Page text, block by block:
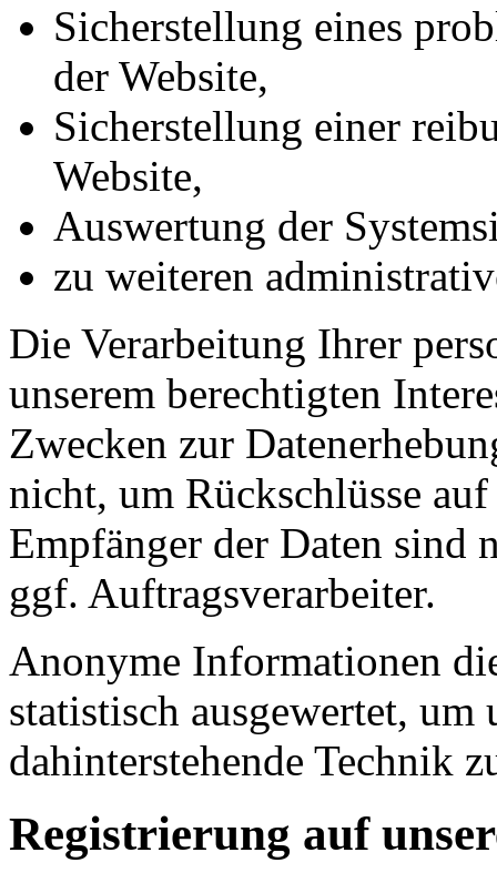
Sicherstellung eines
der Website,
Sicherstellung einer
Website,
Auswertung der
zu weiteren
Die Verarbeitung Ihrer
unserem berechtigten
Zwecken zur
nicht, um Rückschlüsse
Empfänger der Daten sind
ggf. Auftragsverarbeiter.
Anonyme Informationen
statistisch ausgewertet,
dahinterstehende Technik
Registrierung auf